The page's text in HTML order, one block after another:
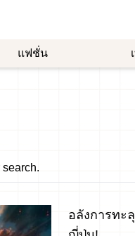
แฟชั่น
อลังการทะ